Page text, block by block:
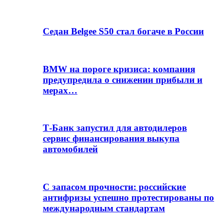
Седан Belgee S50 стал богаче в России
BMW на пороге кризиса: компания
предупредила о снижении прибыли и
мерах…
Т-Банк запустил для автодилеров
сервис финансирования выкупа
автомобилей
С запасом прочности: российские
антифризы успешно протестированы по
международным стандартам